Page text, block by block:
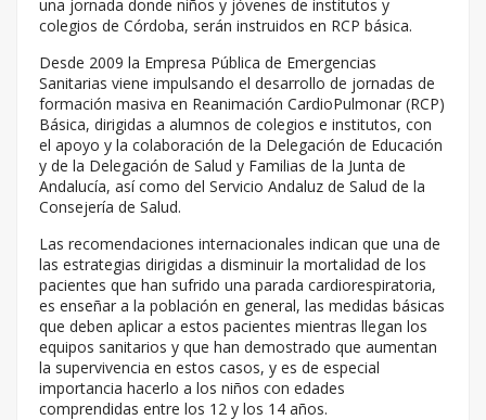
una jornada donde niños y jóvenes de institutos y
colegios de Córdoba, serán instruidos en RCP básica.
Desde 2009 la Empresa Pública de Emergencias
Sanitarias viene impulsando el desarrollo de jornadas de
formación masiva en Reanimación CardioPulmonar (RCP)
Básica, dirigidas a alumnos de colegios e institutos, con
el apoyo y la colaboración de la Delegación de Educación
y de la Delegación de Salud y Familias de la Junta de
Andalucía, así como del Servicio Andaluz de Salud de la
Consejería de Salud.
Las recomendaciones internacionales indican que una de
las estrategias dirigidas a disminuir la mortalidad de los
pacientes que han sufrido una parada cardiorespiratoria,
es enseñar a la población en general, las medidas básicas
que deben aplicar a estos pacientes mientras llegan los
equipos sanitarios y que han demostrado que aumentan
la supervivencia en estos casos, y es de especial
importancia hacerlo a los niños con edades
comprendidas entre los 12 y los 14 años.